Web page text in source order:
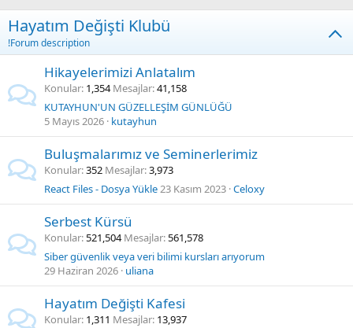
Hayatım Değişti Klubü
!Forum description
Hikayelerimizi Anlatalım
Konular 1,354 Mesajlar 41,158
KUTAYHUN'UN GÜZELLEŞİM GÜNLÜĞÜ
5 Mayıs 2026 kutayhun
Buluşmalarımız ve Seminerlerimiz
Konular 352 Mesajlar 3,973
React Files - Dosya Yükle23 Kasım 2023 Celoxy
Serbest Kürsü
Konular 521,504 Mesajlar 561,578
Siber güvenlik veya veri bilimi kursları arıyorum
29 Haziran 2026 uliana
Hayatım Değişti Kafesi
Konular 1,311 Mesajlar 13,937